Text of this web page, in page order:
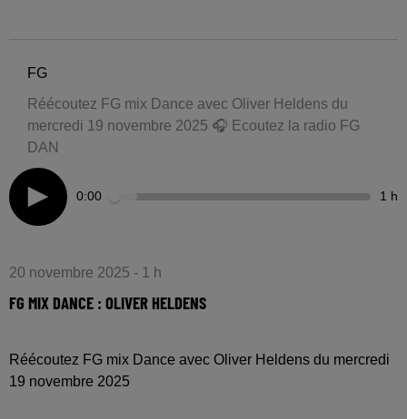
FG
Réécoutez FG mix Dance avec Oliver Heldens du
mercredi 19 novembre 2025 🎧 Ecoutez la radio FG
DAN
0:00 1 h
20 novembre 2025 - 1 h
FG MIX DANCE : OLIVER HELDENS
Réécoutez FG mix Dance avec Oliver Heldens du mercredi
19 novembre 2025